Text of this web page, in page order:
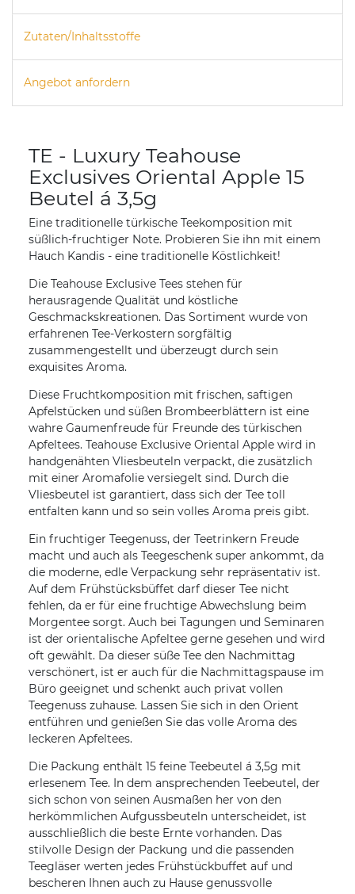
Zutaten/Inhaltsstoffe
Angebot anfordern
TE - Luxury Teahouse
Exclusives Oriental Apple 15
Beutel á 3,5g
Eine traditionelle türkische Teekomposition mit
süßlich-fruchtiger Note. Probieren Sie ihn mit einem
Hauch Kandis - eine traditionelle Köstlichkeit!
Die Teahouse Exclusive Tees stehen für
herausragende Qualität und köstliche
Geschmackskreationen. Das Sortiment wurde von
erfahrenen Tee-Verkostern sorgfältig
zusammengestellt und überzeugt durch sein
exquisites Aroma.
Diese Fruchtkomposition mit frischen, saftigen
Apfelstücken und süßen Brombeerblättern ist eine
wahre Gaumenfreude für Freunde des türkischen
Apfeltees. Teahouse Exclusive Oriental Apple wird in
handgenähten Vliesbeuteln verpackt, die zusätzlich
mit einer Aromafolie versiegelt sind. Durch die
Vliesbeutel ist garantiert, dass sich der Tee toll
entfalten kann und so sein volles Aroma preis gibt.
Ein fruchtiger Teegenuss, der Teetrinkern Freude
macht und auch als Teegeschenk super ankommt, da
die moderne, edle Verpackung sehr repräsentativ ist.
Auf dem Frühstücksbüffet darf dieser Tee nicht
fehlen, da er für eine fruchtige Abwechslung beim
Morgentee sorgt. Auch bei Tagungen und Seminaren
ist der orientalische Apfeltee gerne gesehen und wird
oft gewählt. Da dieser süße Tee den Nachmittag
verschönert, ist er auch für die Nachmittagspause im
Büro geeignet und schenkt auch privat vollen
Teegenuss zuhause. Lassen Sie sich in den Orient
entführen und genießen Sie das volle Aroma des
leckeren Apfeltees.
Die Packung enthält 15 feine Teebeutel á 3,5g mit
erlesenem Tee. In dem ansprechenden Teebeutel, der
sich schon von seinen Ausmaßen her von den
herkömmlichen Aufgussbeuteln unterscheidet, ist
ausschließlich die beste Ernte vorhanden. Das
stilvolle Design der Packung und die passenden
Teegläser werten jedes Frühstückbuffet auf und
bescheren Ihnen auch zu Hause genussvolle